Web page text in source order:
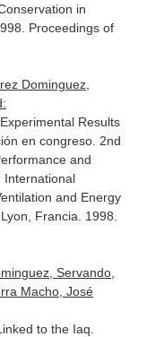
in
Proceedings of
Dominguez,
Results
en congreso. 2nd
and
International
and Energy
Francia. 1998.
Servando,
Macho, José
to the Iaq.